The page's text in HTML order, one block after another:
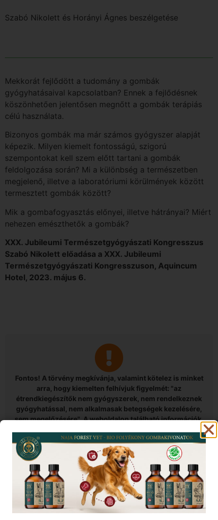
Szabó Nikolett és Horányi Ágnes beszélgetése
Mekkorát fejlődött a tudomány a gombák
gyógyhatásaival kapcsolatban? Ennek a fejlődésnek
köszönhetően jelentősen megnőtt a gombák terápiás
célú használata.
Bizonyos gombák ma már számos gyógyszer alapját
képezik. Milyen kiemelt fontosságú, szigorú
szempontokat kell szem előtt tartani a gombák
feldolgozása során? Mi a különbség a természetben
megjelenő, illetve a laboratóriumi körülmények között
termesztett gombák között?
Mik a gombafogyasztás előnyei, illetve hátrányai? Miért
nehezen emészthetők a gombák?
XXX. Jubileumi Természetgyógyászati Kongresszus
Szabó Nikolett előadása a XXX. Jubileumi
Természetgyógyászati Kongresszuson, Aquincum
Hotel, 2023. május 6.
Fontos! A törvény megkívánja, valamint kötelez is minket
arra, hogy kiemelten felhívjuk figyelmét: "az
étrendkiegészítők nem gyógyszerek, nem rendelkeznek
gyógyhatással, nem alkalmasak betegségek kezelésére,
sem megelőzésére". A weboldalon található információk,
véleményét! Minden esetben forduljon szakorvoshoz,
betegség esetén! Webáruházunk nem gyógyítással,
hanem gyógyhatású élelmiszerek forgalmazásával
foglalkozik, ezért amennyiben a táplálékkiegészítőket
gyógyászati céllal kívánja felhasználni, úgy kérjük, hogy
minden esetben kérje ki kezelőorvosa, gyógyszerésze
véleményét, valamint figyelmesen olvassa el a mellékelt
tájékoztatót, és mindenkor tartsa be a tájékoztatóban,